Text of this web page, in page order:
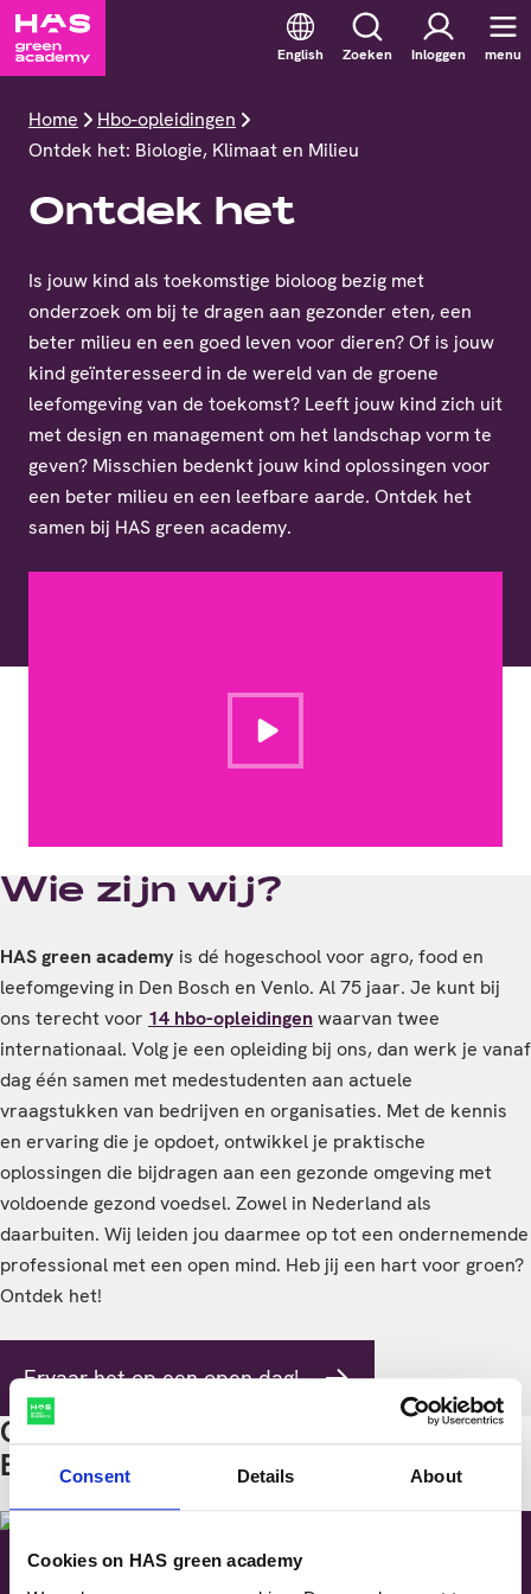
Consent Details About
Cookies on HAS green academy
English Zoeken Inloggen menu
Home
Hbo-opleidingen
Ontdek het: Biologie, Klimaat en Milieu
Ontdek het
Is jouw kind als toekomstige bioloog bezig met
onderzoek om bij te dragen aan gezonder eten, een
beter milieu en een goed leven voor dieren? Of is jouw
kind geïnteresseerd in de wereld van de groene
leefomgeving van de toekomst? Leeft jouw kind zich uit
met design en management om het landschap vorm te
geven? Misschien bedenkt jouw kind oplossingen voor
een beter milieu en een leefbare aarde. Ontdek het
samen bij HAS green academy.
Homepage afspelen
Wie zijn wij?
HAS green academy is dé hogeschool voor agro, food en
leefomgeving in Den Bosch en Venlo. Al 75 jaar. Je kunt bij
ons terecht voor 14 hbo-opleidingenwaarvan twee
internationaal. Volg je een opleiding bij ons, dan werk je vanaf
dag één samen met medestudenten aan actuele
vraagstukken van bedrijven en organisaties. Met de kennis
en ervaring die je opdoet, ontwikkel je praktische
oplossingen die bijdragen aan een gezonde omgeving met
voldoende gezond voedsel. Zowel in Nederland als
daarbuiten. Wij leiden jou daarmee op tot een ondernemende
professional met een open mind. Heb jij een hart voor groen?
Ontdek het!
Ervaar het op een open dag!
Opleidingen met Leefomgeving,
Biologie, Klimaat en Milieu